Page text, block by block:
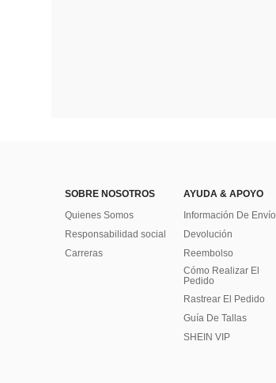
SOBRE NOSOTROS
Quienes Somos
Responsabilidad social
Carreras
AYUDA & APOYO
Información De Envío
Devolución
Reembolso
Cómo Realizar El
Pedido
Rastrear El Pedido
Guía De Tallas
SHEIN VIP